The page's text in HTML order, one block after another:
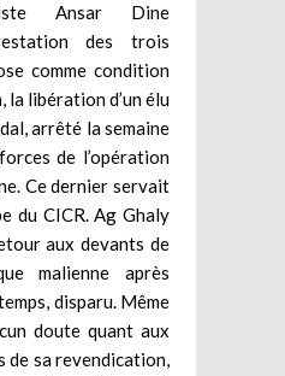
Ansar Dine
des trois
comme condition
la libération d’un élu
arrêté la semaine
de l’opération
Ce dernier servait
du CICR. Ag Ghaly
aux devants de
malienne après
disparu. Même
doute quant aux
de sa revendication,